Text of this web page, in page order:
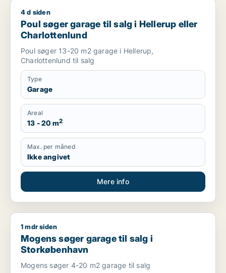
Poul søger garage til salg i Hellerup eller Charlottenlund
4 d siden
Poul søger garage til salg i Hellerup eller
Charlottenlund
Poul søger 13-20 m2 garage i Hellerup,
Charlottenlund til salg
Type
Garage
Areal
13 - 20 m2
Max. per måned
Ikke angivet
Mere info
Mogens søger garage til salg i Storkøbenhavn
1 mdr siden
Mogens søger garage til salg i
Storkøbenhavn
Mogens søger 4-20 m2 garage til salg